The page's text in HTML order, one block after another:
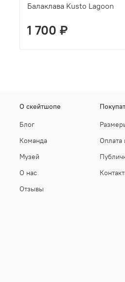
Балаклава Kusto Lagoon
1 700 ₽
О скейтшопе
Блог
Команда
Музей
О нас
Отзывы
Оплата